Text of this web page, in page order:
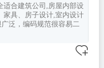
适合建筑公司,房屋内部设
家具、房子设计,室内设计
泛，编码规范很容易二